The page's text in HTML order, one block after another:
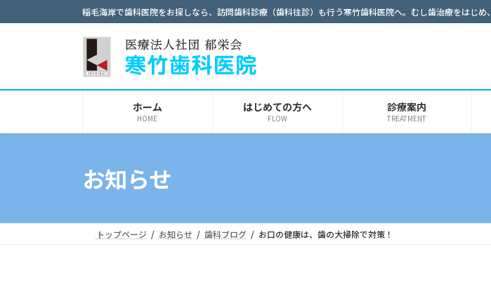
ン
へ
ビ
ョ
稲毛海岸で歯科医院をお探しなら、訪問歯科診療（歯科往診）も行う寒竹歯科医院へ。むし歯治療をはじめ
ホーム
HOME
はじめての方へ
FLOW
診療案内
TREATMENT
お知らせ
トップページ お知らせ 歯科ブログ お口の健康は、歯の大掃除で対策！